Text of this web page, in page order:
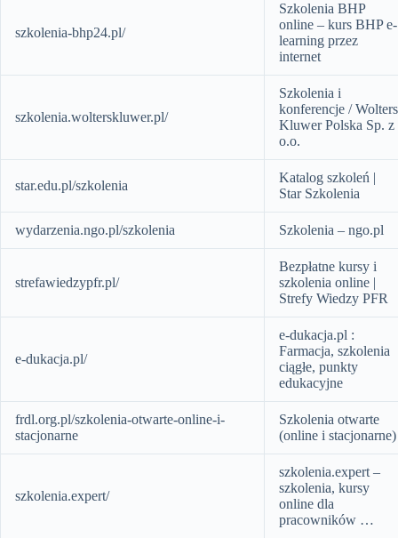
szkolenia-bhp24.pl/
Szkolenia BHP
online – kurs BHP e-
learning przez
internet
szkolenia.wolterskluwer.pl/
Szkolenia i
konferencje / Wolters
Kluwer Polska Sp. z
o.o.
star.edu.pl/szkolenia
Katalog szkoleń |
Star Szkolenia
wydarzenia.ngo.pl/szkolenia Szkolenia – ngo.pl
strefawiedzypfr.pl/
Bezpłatne kursy i
szkolenia online |
Strefy Wiedzy PFR
e-dukacja.pl/
e-dukacja.pl :
Farmacja, szkolenia
ciągłe, punkty
edukacyjne
frdl.org.pl/szkolenia-otwarte-online-i-
stacjonarne
Szkolenia otwarte
(online i stacjonarne)
szkolenia.expert/
szkolenia.expert –
szkolenia, kursy
online dla
pracowników …